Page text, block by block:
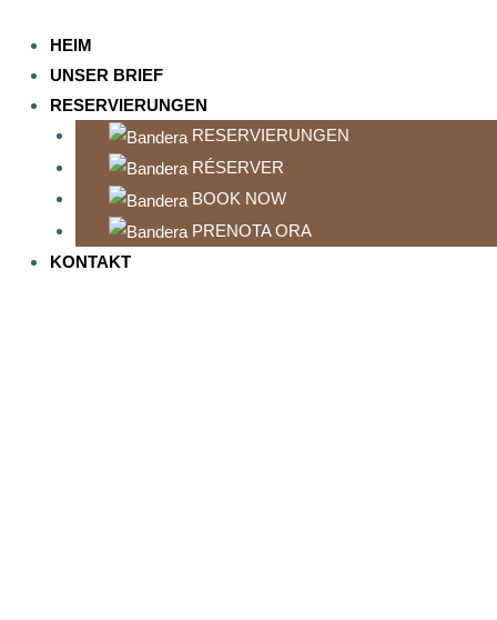
Inhalt
springen
HEIM
UNSER BRIEF
RESERVIERUNGEN
RESERVIERUNGEN
RÉSERVER
BOOK NOW
PRENOTA ORA
KONTAKT